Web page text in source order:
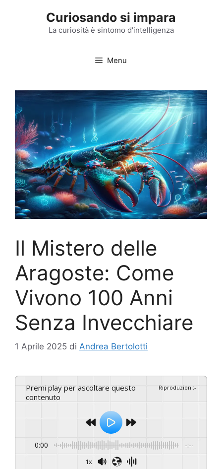
Curiosando si impara
La curiosità è sintomo d'intelligenza
Menu
Il Mistero delle
Aragoste: Come
Vivono 100 Anni
Senza Invecchiare
1 Aprile 2025 di Andrea Bertolotti
Premi play per ascoltare questo
contenuto
Riproduzioni:-
0:00 -:--
1x